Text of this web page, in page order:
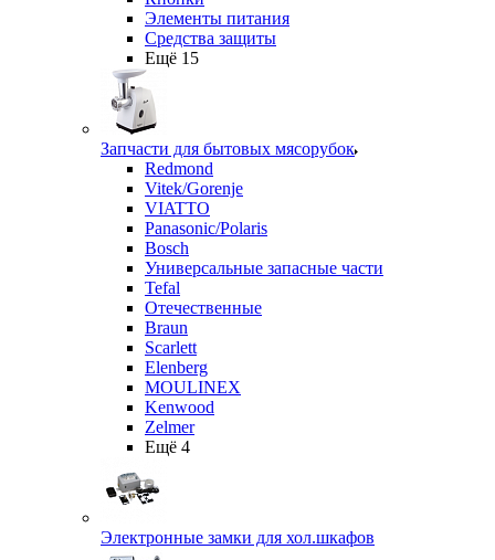
Элементы питания
Средства защиты
Ещё 15
Запчасти для бытовых мясорубок
Redmond
Vitek/Gorenje
VIATTO
Panasonic/Polaris
Bosch
Универсальные запасные части
Tefal
Отечественные
Braun
Scarlett
Elenberg
MOULINEX
Kenwood
Zelmer
Ещё 4
Электронные замки для хол.шкафов